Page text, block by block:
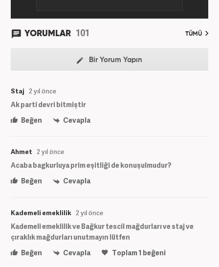
YORUMLAR 101 TÜMÜ
Bir Yorum Yapın
Staj 2 yıl önce
Ak parti devri bitmiştir
Beğen
Cevapla
Ahmet 2 yıl önce
Acaba bagkurluya prim eşitliği de konuşulmudur?
Beğen
Cevapla
Kademeli emeklilik 2 yıl önce
Kademeli emeklilik ve Bağkur tescil mağdurları ve staj ve
çıraklık mağdurları unutmayın lütfen
Beğen
Cevapla Toplam1 beğeni